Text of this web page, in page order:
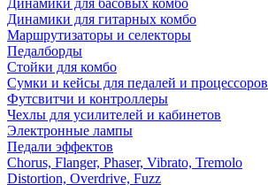
Динамики для басовых комбо
Динамики для гитарных комбо
Маршрутизаторы и селекторы
Педалборды
Стойки для комбо
Сумки и кейсы для педалей и процессоров
Футсвитчи и контроллеры
Чехлы для усилителей и кабинетов
Электронные лампы
Педали эффектов
Chorus, Flanger, Phaser, Vibrato, Tremolo
Distortion, Overdrive, Fuzz